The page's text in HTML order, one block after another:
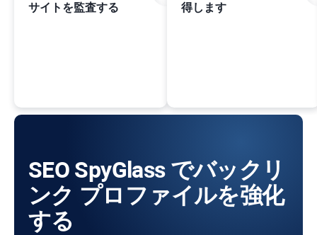
サイトを監査する
得します
SEO SpyGlass でバックリ
ンク プロファイルを強化
する